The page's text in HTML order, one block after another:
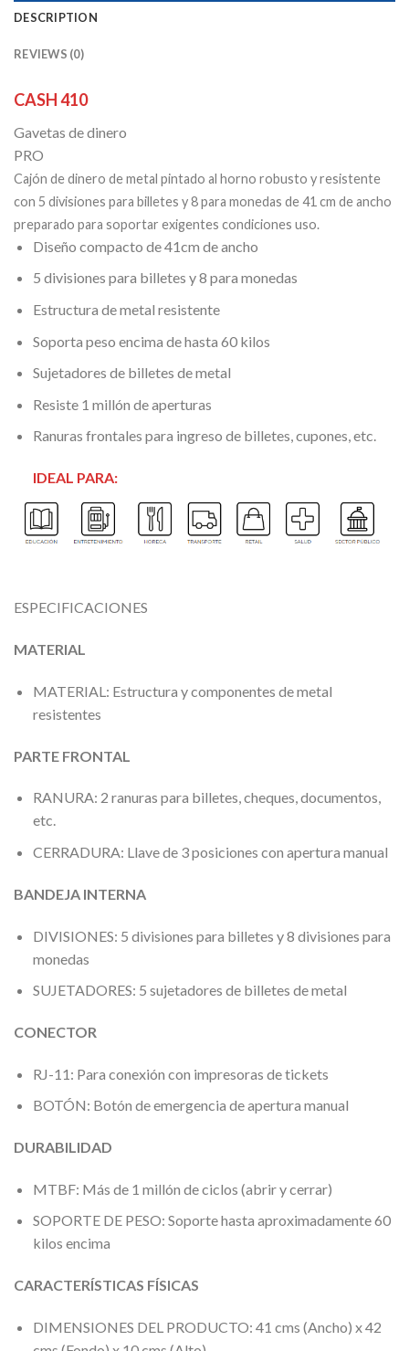
DESCRIPTION
REVIEWS (0)
CASH 410
Gavetas de dinero
PRO
Cajón de dinero de metal pintado al horno robusto y resistente
con 5 divisiones para billetes y 8 para monedas de 41 cm de ancho
preparado para soportar exigentes condiciones uso.
Diseño compacto de 41cm de ancho
5 divisiones para billetes y 8 para monedas
Estructura de metal resistente
Soporta peso encima de hasta 60 kilos
Sujetadores de billetes de metal
Resiste 1 millón de aperturas
Ranuras frontales para ingreso de billetes, cupones, etc.
IDEAL PARA:
ESPECIFICACIONES
MATERIAL
MATERIAL: Estructura y componentes de metal
resistentes
PARTE FRONTAL
RANURA: 2 ranuras para billetes, cheques, documentos,
etc.
CERRADURA: Llave de 3 posiciones con apertura manual
BANDEJA INTERNA
DIVISIONES: 5 divisiones para billetes y 8 divisiones para
monedas
SUJETADORES: 5 sujetadores de billetes de metal
CONECTOR
RJ-11: Para conexión con impresoras de tickets
BOTÓN: Botón de emergencia de apertura manual
DURABILIDAD
MTBF: Más de 1 millón de ciclos (abrir y cerrar)
SOPORTE DE PESO: Soporte hasta aproximadamente 60
kilos encima
CARACTERÍSTICAS FÍSICAS
DIMENSIONES DEL PRODUCTO: 41 cms (Ancho) x 42